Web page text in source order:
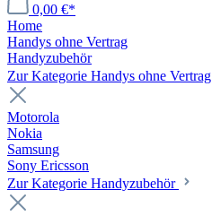
0,00 €*
Home
Handys ohne Vertrag
Handyzubehör
Zur Kategorie Handys ohne Vertrag
Motorola
Nokia
Samsung
Sony Ericsson
Zur Kategorie Handyzubehör